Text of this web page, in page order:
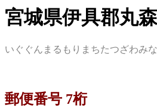
宮城県伊具郡丸
いぐぐんまるもりまちたつざわみ
郵便番号 7桁